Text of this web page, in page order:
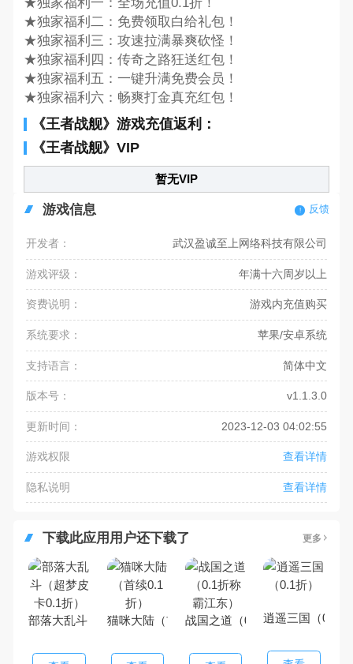
★独家福利二：免费领取白给礼包！
★独家福利三：攻速拉满暴爽砍怪！
★独家福利四：传奇之路狂送红包！
★独家福利五：一键升满免费会员！
★独家福利六：畅爽打金真充红包！
《王者战舰》游戏充值返利：
《王者战舰》VIP
暂无VIP
游戏信息 反馈
开发者： 武汉盈诚至上网络科技有限公司
游戏评级： 年满十六周岁以上
资费说明： 游戏内充值购买
系统要求： 苹果/安卓系统
支持语言： 简体中文
版本号： v1.1.3.0
更新时间： 2023-12-03 04:02:55
游戏权限 查看详情
隐私说明 查看详情
下载此应用用户还下载了 更多
部落大乱斗（超梦皮卡0.1折）
猫咪大陆（首续0.1折）战国之道（0.1折称霸江东）
逍遥三国（0.1折